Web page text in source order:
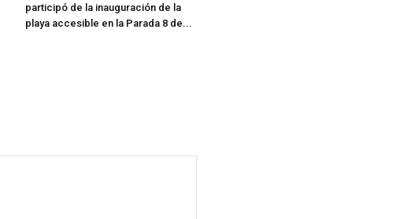
participó de la inauguración de la
playa accesible en la Parada 8 de...